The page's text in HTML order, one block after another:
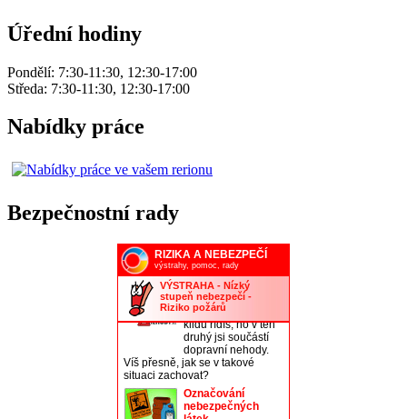
Úřední hodiny
Pondělí: 7:30-11:30, 12:30-17:00
Středa: 7:30-11:30, 12:30-17:00
Nabídky práce
Bezpečnostní rady